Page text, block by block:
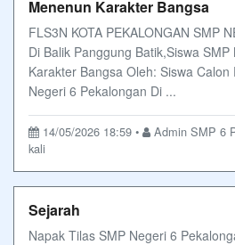
Menenun Karakter Bangsa
FLS3N KOTA PEKALONGAN SMP
Di Balik Panggung Batik,Siswa
Karakter Bangsa Oleh: Siswa Calon
Negeri 6 Pekalongan Di ...
14/05/2026 18:59 • Admin SMP 6
kali
Sejarah
Napak Tilas SMP Negeri 6